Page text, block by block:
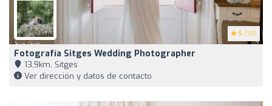
5 (38)
Fotografía Sitges Wedding Photographer
13,9km, Sitges
Ver dirección y datos de contacto